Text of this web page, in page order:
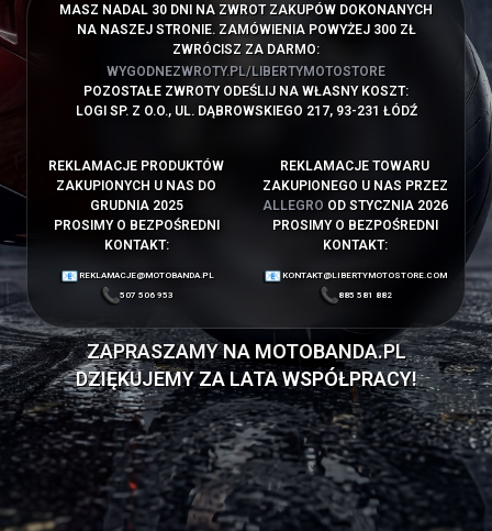
MASZ NADAL 30 DNI NA ZWROT ZAKUPÓW DOKONANYCH
NA NASZEJ STRONIE. ZAMÓWIENIA POWYŻEJ 300 ZŁ
ZWRÓCISZ ZA DARMO:
WYGODNEZWROTY.PL/LIBERTYMOTOSTORE
POZOSTAŁE ZWROTY ODEŚLIJ NA WŁASNY KOSZT:
LOGI SP. Z O.O., UL. DĄBROWSKIEGO 217, 93-231 ŁÓDŹ
REKLAMACJE PRODUKTÓW
ZAKUPIONYCH U NAS DO
GRUDNIA 2025
PROSIMY O BEZPOŚREDNI
KONTAKT:
REKLAMACJE@MOTOBANDA.PL
507 506 953
REKLAMACJE TOWARU
ZAKUPIONEGO U NAS PRZEZ
ALLEGRO OD STYCZNIA 2026
PROSIMY O BEZPOŚREDNI
KONTAKT:
KONTAKT@LIBERTYMOTOSTORE.COM
885 581 882
ZAPRASZAMY NA MOTOBANDA.PL
DZIĘKUJEMY ZA LATA WSPÓŁPRACY!